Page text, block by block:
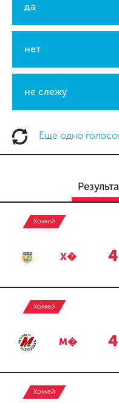
да
нет
не слежу
Еще одно
Хоккей
Х� 4
Хоккей
М� 4
Хоккей